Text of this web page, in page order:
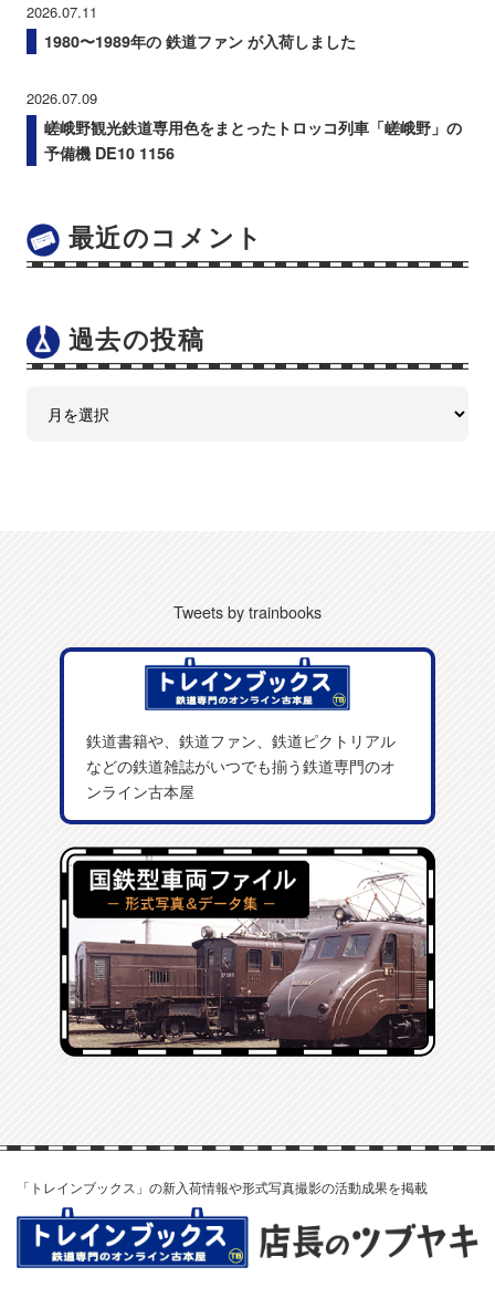
2026.07.11
1980〜1989年の 鉄道ファン が入荷しました
2026.07.09
嵯峨野観光鉄道専用色をまとったトロッコ列車「嵯峨野」の
予備機 DE10 1156
最近のコメント
過去の投稿
Tweets by trainbooks
鉄道書籍や、鉄道ファン、鉄道ピクトリアル
などの鉄道雑誌がいつでも揃う鉄道専門のオ
ンライン古本屋
「トレインブックス」の新入荷情報や形式写真撮影の活動成果を掲載